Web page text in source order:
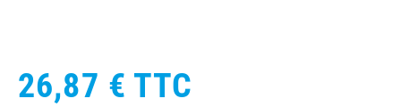
26,87 € TTC